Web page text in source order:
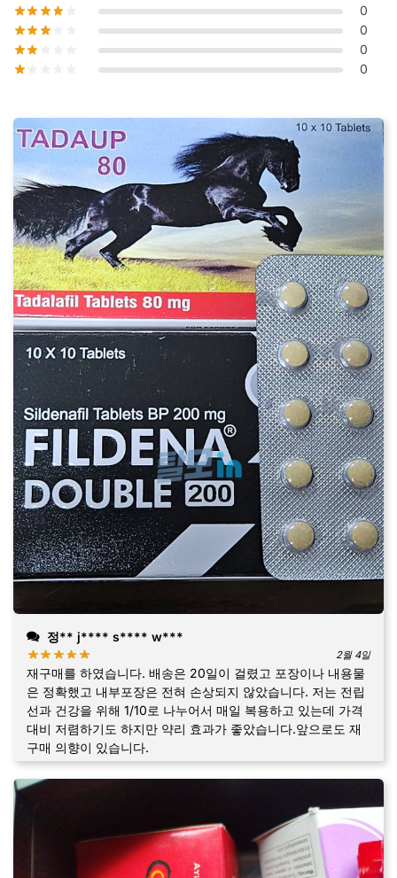
0
0
0
0
정** j**** s**** w***
2월 4일
재구매를 하였습니다. 배송은 20일이 걸렸고 포장이나 내용물
은 정확했고 내부포장은 전혀 손상되지 않았습니다. 저는 전립
선과 건강을 위해 1/10로 나누어서 매일 복용하고 있는데 가격
대비 저렴하기도 하지만 약리 효과가 좋았습니다.앞으로도 재
구매 의향이 있습니다.